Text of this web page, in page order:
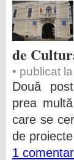
de
• publicat
Două
prea
care se
de
1